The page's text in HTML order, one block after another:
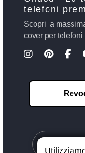
telefoni
Scopri la
cover per